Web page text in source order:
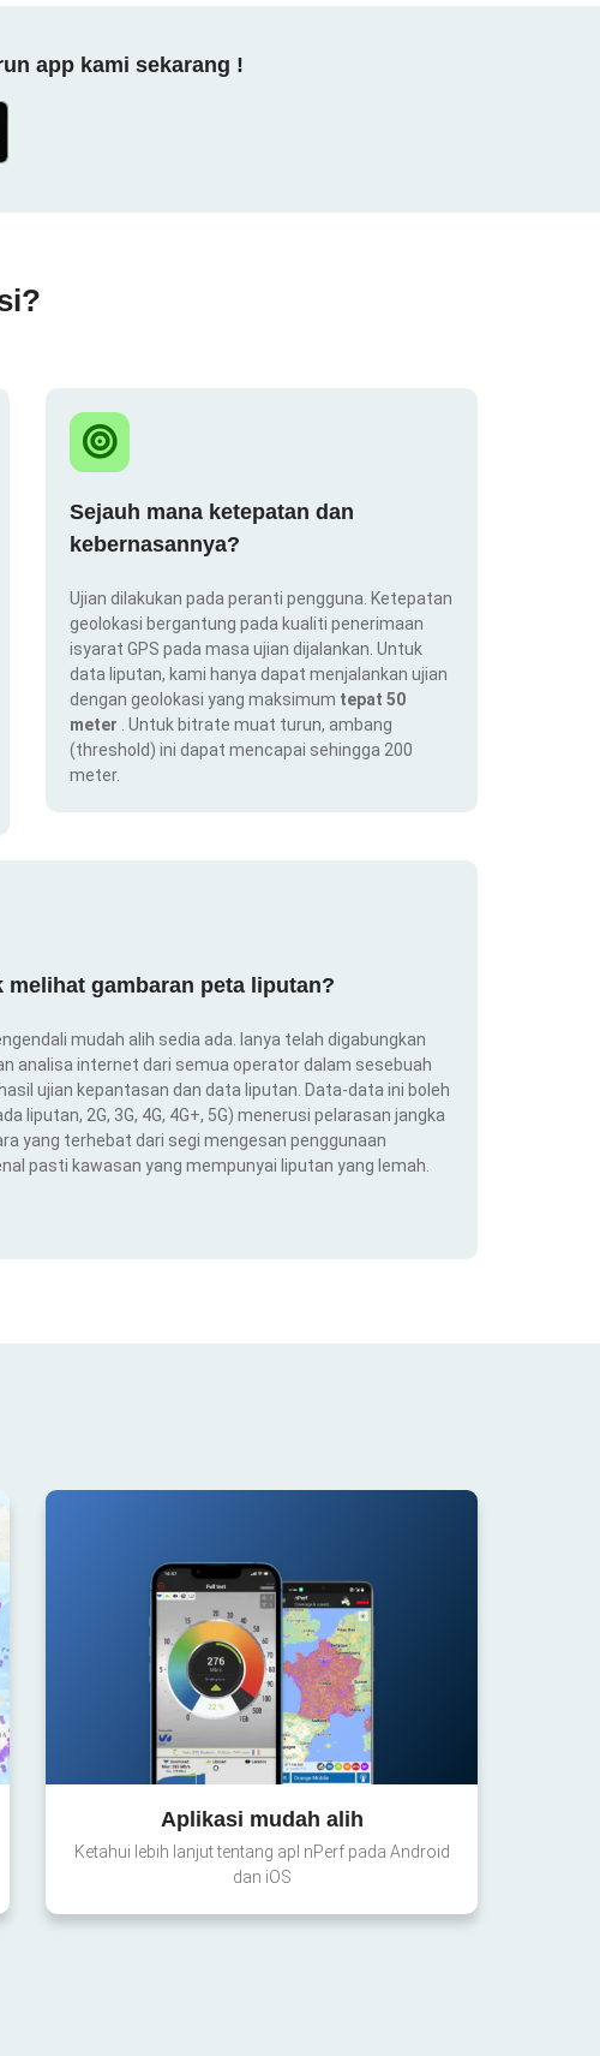
app kami sekarang !
Sejauh mana ketepatan dan
kebernasannya?
Ujian dilakukan pada peranti pengguna. Ketepatan
geolokasi bergantung pada kualiti penerimaan
isyarat GPS pada masa ujian dijalankan. Untuk
data liputan, kami hanya dapat menjalankan ujian
dengan geolokasi yang maksimum tepat 50
meter
. Untuk bitrate muat turun, ambang
(threshold) ini dapat mencapai sehingga 200
meter.
gambaran peta liputan?
mudah alih sedia ada. Ianya telah digabungkan
analisa internet dari semua operator dalam sesebuah
ujian kepantasan dan data liputan. Data-data ini boleh
liputan, 2G, 3G, 4G, 4G+, 5G) menerusi pelarasan jangka
yang terhebat dari segi mengesan penggunaan
pasti kawasan yang mempunyai liputan yang lemah.
Aplikasi mudah alih
Ketahui lebih lanjut tentang apl nPerf pada Android
dan iOS